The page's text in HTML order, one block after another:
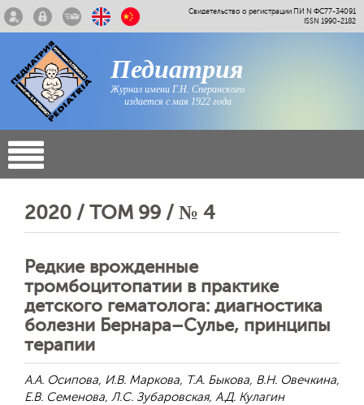
Свидетельство о регистрации ПИ N ФС77-34091
ISSN 1990-2182
Педиатрия
Журнал имени Г.Н. Сперанского
издается с мая 1922 года
2020 / ТОМ 99 / № 4
Редкие врожденные
тромбоцитопатии в практике
детского гематолога: диагностика
болезни Бернара–Сулье, принципы
терапии
А.А. Осипова, И.В. Маркова, Т.А. Быкова, В.Н. Овечкина,
Е.В. Семенова, Л.С. Зубаровская, А.Д. Кулагин